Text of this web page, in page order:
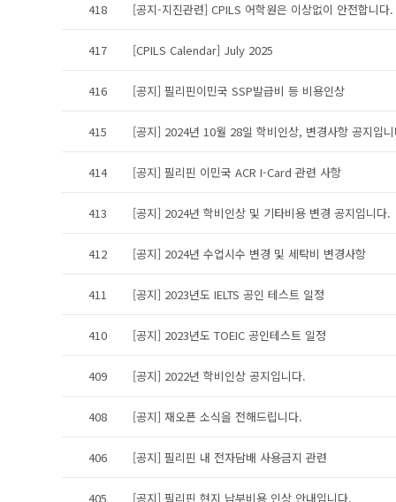
418 [공지-지진관련] CPILS 어학원은 이상없이 안전합니다.
417 [CPILS Calendar] July 2025
416 [공지] 필리핀이민국 SSP발급비 등 비용인상
415 [공지] 2024년 10월 28일 학비인상, 변경사항 공지입
414 [공지] 필리핀 이민국 ACR I-Card 관련 사항
413 [공지] 2024년 학비인상 및 기타비용 변경 공지입니다.
412 [공지] 2024년 수업시수 변경 및 세탁비 변경사항
411 [공지] 2023년도 IELTS 공인 테스트 일정
410 [공지] 2023년도 TOEIC 공인테스트 일정
409 [공지] 2022년 학비인상 공지입니다.
408 [공지] 재오픈 소식을 전해드립니다.
406 [공지] 필리핀 내 전자담배 사용금지 관련
405 [공지] 필리핀 현지 납부비용 인상 안내입니다.